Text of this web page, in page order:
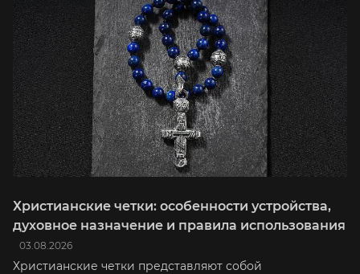
Христианские четки: особенности устройства,
духовное назначение и правила использования
03.08.2026
Христианские четки представляют собой